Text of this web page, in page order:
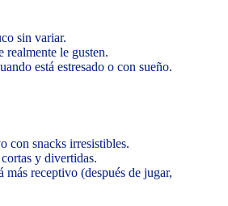
sin variar.
realmente le gusten.
está estresado o con sueño.
con snacks irresistibles.
y divertidas.
más receptivo (después de jugar,